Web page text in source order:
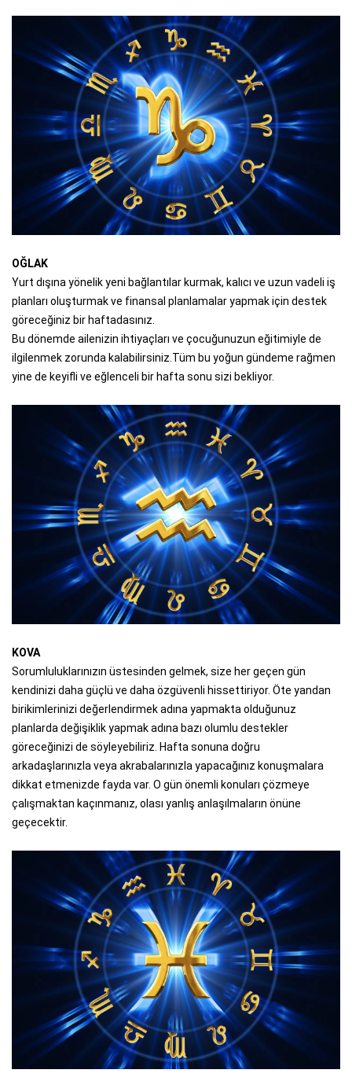
OĞLAK
Yurt dışına yönelik yeni bağlantılar kurmak, kalıcı ve uzun vadeli iş
planları oluşturmak ve finansal planlamalar yapmak için destek
göreceğiniz bir haftadasınız.
Bu dönemde ailenizin ihtiyaçları ve çocuğunuzun eğitimiyle de
ilgilenmek zorunda kalabilirsiniz.Tüm bu yoğun gündeme rağmen
yine de keyifli ve eğlenceli bir hafta sonu sizi bekliyor.
KOVA
Sorumluluklarınızın üstesinden gelmek, size her geçen gün
kendinizi daha güçlü ve daha özgüvenli hissettiriyor. Öte yandan
birikimlerinizi değerlendirmek adına yapmakta olduğunuz
planlarda değişiklik yapmak adına bazı olumlu destekler
göreceğinizi de söyleyebiliriz. Hafta sonuna doğru
arkadaşlarınızla veya akrabalarınızla yapacağınız konuşmalara
dikkat etmenizde fayda var. O gün önemli konuları çözmeye
çalışmaktan kaçınmanız, olası yanlış anlaşılmaların önüne
geçecektir.